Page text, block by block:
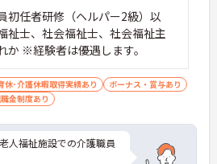
初任者研修（ヘルパー2級）以
祉士、社会福祉士、社会福祉主
か ※経験者は優遇します。
休･介護休暇取得実績あり
ボーナス・賞与あり
金制度あり
人福祉施設での介護職員